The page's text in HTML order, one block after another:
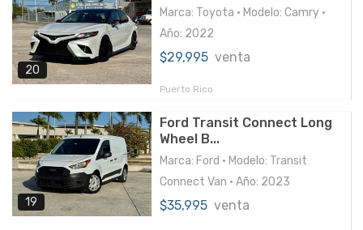
20
Marca: Toyota • Modelo: Camry •
Año: 2022
$29,995 venta
Puerto Rico
19
Ford Transit Connect Long
Wheel B...
Marca: Ford • Modelo: Transit
Connect Van • Año: 2023
$35,995 venta